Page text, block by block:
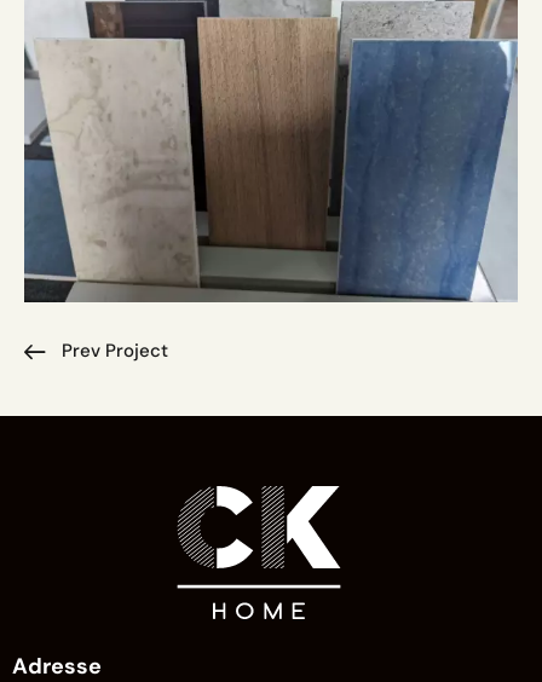
Prev Project
Adresse